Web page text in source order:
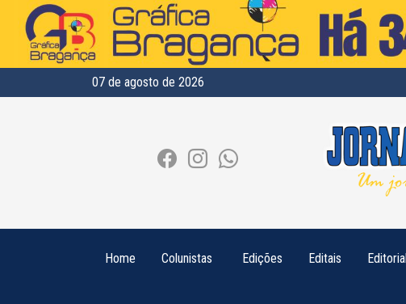
07 de agosto de 2026
Home Colunistas Edições Editais Editorial